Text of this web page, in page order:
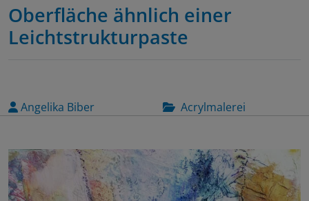
Oberfläche ähnlich einer
Leichtstrukturpaste
Angelika Biber Acrylmalerei